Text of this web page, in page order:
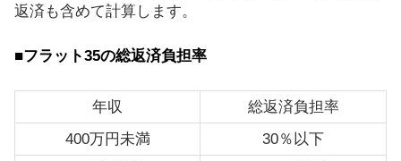
返済も含めて計算します。
■フラット35の総返済負担率
年収
総返済負担率
400万円未満
30％以下